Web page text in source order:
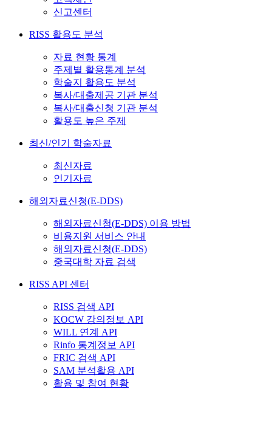
신고센터
RISS 활용도 분석
자료 현황 통계
주제별 활용통계 분석
학술지 활용도 분석
복사/대출제공 기관 분석
복사/대출신청 기관 분석
활용도 높은 주제
최신/인기 학술자료
최신자료
인기자료
해외자료신청(E-DDS)
해외자료신청(E-DDS) 이용 방법
비용지원 서비스 안내
해외자료신청(E-DDS)
중국대학 자료 검색
RISS API 센터
RISS 검색 API
KOCW 강의정보 API
WILL 연계 API
Rinfo 통계정보 API
FRIC 검색 API
SAM 분석활용 API
활용 및 참여 현황